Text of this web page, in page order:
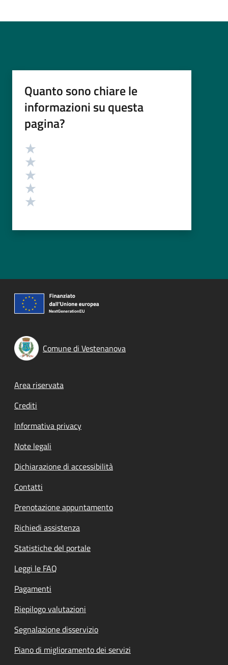
Quanto sono chiare le
informazioni su questa
pagina?
Valutazione
Comune di Vestenanova
Footer menu
Area riservata
Crediti
Informativa privacy
Note legali
Dichiarazione di accessibilità
Contatti
Prenotazione appuntamento
Richiedi assistenza
Statistiche del portale
Leggi le FAQ
Pagamenti
Riepilogo valutazioni
Segnalazione disservizio
Piano di miglioramento dei servizi